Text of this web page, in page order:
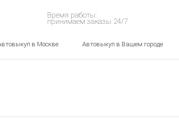
Время работы:
принимаем заказы 24/7
в Москве Автовыкуп в Вашем городе